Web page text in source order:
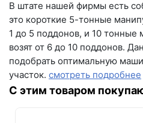
+7 (993) 993-77-22
Написать в МАКС
Написать в Telegram
Написать на почту
Фактура
глубокая 3D структура
двусторонний брашинг
Вес
2.7 кг/п.м.
В штате нашей фирмы есть
это короткие 5-тонные
1 до 5 поддонов, и 10 тонные
возят от 6 до 10 поддонов.
подобрать оптимальную
участок. смотреть подробнее
С этим товаром